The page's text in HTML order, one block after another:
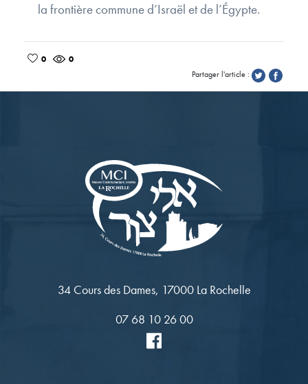
la frontière commune d’Israël et de l’Égypte.
0
0
Partager l'article :
34 Cours des Dames, 17000 La Rochelle
07 68 10 26 00